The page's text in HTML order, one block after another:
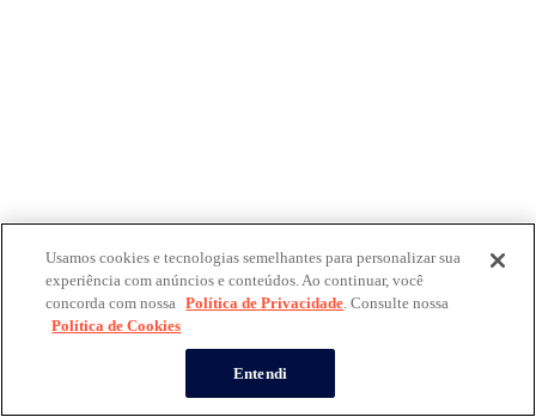
Usamos cookies e tecnologias semelhantes para personalizar sua
experiência com anúncios e conteúdos. Ao continuar, você
concorda com nossa Política de Privacidade. Consulte nossa
Política de Cookies
Entendi